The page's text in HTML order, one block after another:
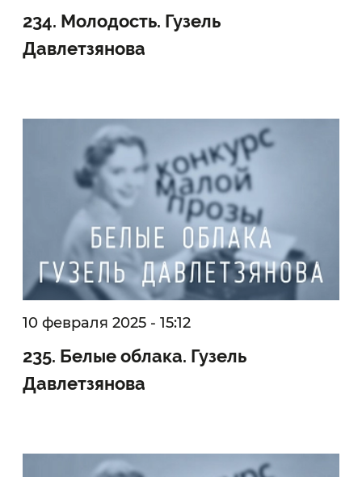
234. Молодость. Гузель
Давлетзянова
10 февраля 2025 - 15:12
235. Белые облака. Гузель
Давлетзянова